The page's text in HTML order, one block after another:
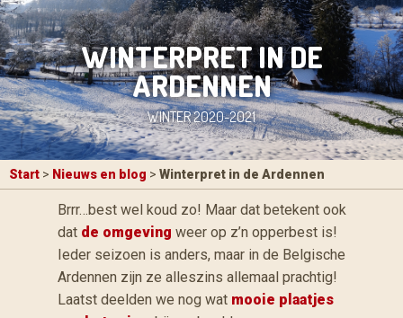
WINTERPRET IN DE
ARDENNEN
WINTER 2020-2021
Start > Nieuws en blog > Winterpret in de Ardennen
Brrr…best wel koud zo! Maar dat betekent ook
dat de omgeving weer op z’n opperbest is!
Ieder seizoen is anders, maar in de Belgische
Ardennen zijn ze alleszins allemaal prachtig!
Laatst deelden we nog wat mooie plaatjes